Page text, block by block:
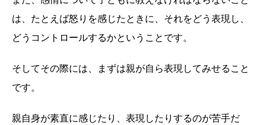
は、たとえば怒りを感じたときに、それをどう表現し、
どうコントロールするかということです。
そしてその際には、まずは親が自ら表現してみせること
です。
親自身が素直に感じたり、表現したりするのが苦手だ